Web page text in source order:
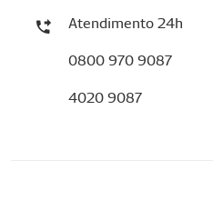
Atendimento 24h
0800 970 9087
4020 9087